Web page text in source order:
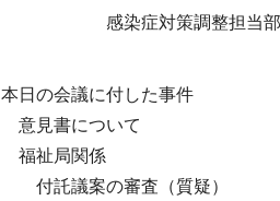
感染症対策調整担当
本日の会議に付した事件
意見書について
福祉局関係
付託議案の審査（質疑）